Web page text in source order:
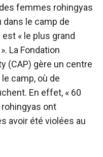
femmes rohingyas
dans le camp de
est « le plus grand
La Fondation
(CAP) gère un centre
camp, où de
En effet, « 60
ont
avoir été violées au